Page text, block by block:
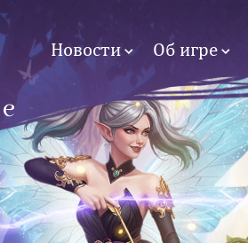
Новости Об игре